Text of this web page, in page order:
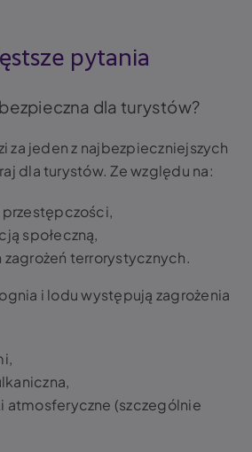
pytania
dla turystów?
za jeden z najbezpieczniejszych
dla turystów. Ze względu na:
przestępczości,
społeczną,
terrorystycznych.
i lodu występują zagrożenia
atmosferyczne (szczególnie